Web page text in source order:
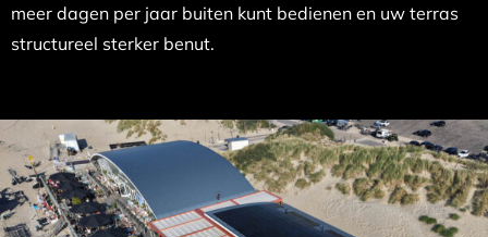
meer dagen per jaar buiten kunt bedienen en uw terras
structureel sterker benut.